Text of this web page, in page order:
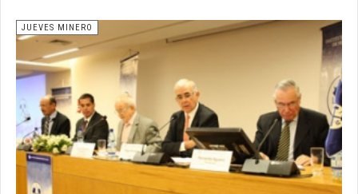
JUEVES MINERO